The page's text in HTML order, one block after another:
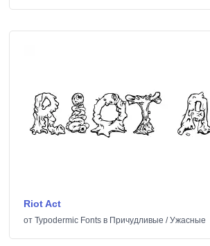
Riot Act
от Typodermic Fontsв Причудливые /Ужасные